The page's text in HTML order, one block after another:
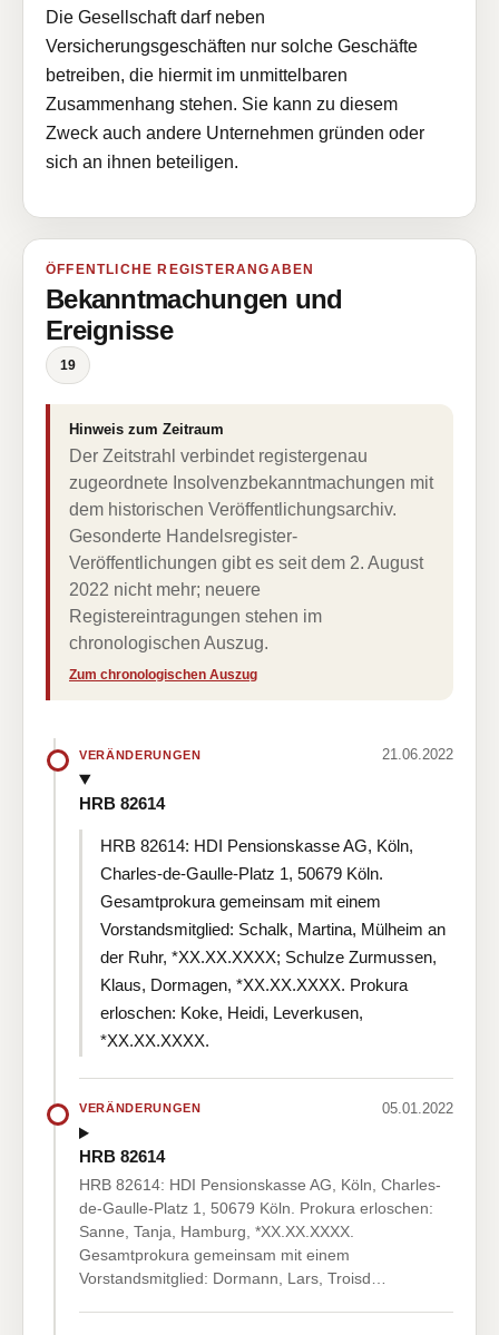
Die Gesellschaft darf neben
Versicherungsgeschäften nur solche Geschäfte
betreiben, die hiermit im unmittelbaren
Zusammenhang stehen. Sie kann zu diesem
Zweck auch andere Unternehmen gründen oder
sich an ihnen beteiligen.
ÖFFENTLICHE REGISTERANGABEN
Bekanntmachungen und
Ereignisse
19
Hinweis zum Zeitraum
Der Zeitstrahl verbindet registergenau
zugeordnete Insolvenzbekanntmachungen mit
dem historischen Veröffentlichungsarchiv.
Gesonderte Handelsregister-
Veröffentlichungen gibt es seit dem 2. August
2022 nicht mehr; neuere
Registereintragungen stehen im
chronologischen Auszug.
Zum chronologischen Auszug
VERÄNDERUNGEN 21.06.2022
HRB 82614
HRB 82614: HDI Pensionskasse AG, Köln,
Charles-de-Gaulle-Platz 1, 50679 Köln.
Gesamtprokura gemeinsam mit einem
Vorstandsmitglied: Schalk, Martina, Mülheim an
der Ruhr, *XX.XX.XXXX; Schulze Zurmussen,
Klaus, Dormagen, *XX.XX.XXXX. Prokura
erloschen: Koke, Heidi, Leverkusen,
*XX.XX.XXXX.
VERÄNDERUNGEN 05.01.2022
HRB 82614
HRB 82614: HDI Pensionskasse AG, Köln, Charles-
de-Gaulle-Platz 1, 50679 Köln. Prokura erloschen:
Sanne, Tanja, Hamburg, *XX.XX.XXXX.
Gesamtprokura gemeinsam mit einem
Vorstandsmitglied: Dormann, Lars, Troisd…